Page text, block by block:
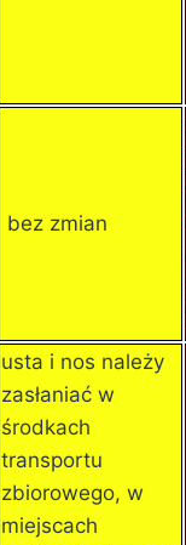
bez zmian
usta i nos należy
zasłaniać w
środkach
transportu
zbiorowego, w
miejscach